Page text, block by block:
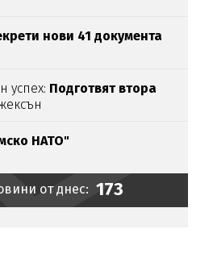
нови 41 документа
успех: Подготвят втора
НАТО"
от днес: 173